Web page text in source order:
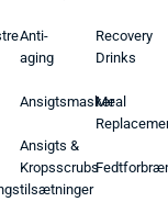
Anti-
aging
Ansigtsmasker
Ansigts &
Kropsscrubs
Recovery
Drinks
Meal